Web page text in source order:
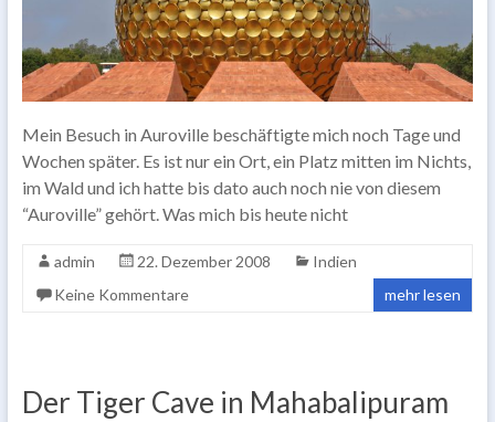
Mein Besuch in Auroville beschäftigte mich noch Tage und
Wochen später. Es ist nur ein Ort, ein Platz mitten im Nichts,
im Wald und ich hatte bis dato auch noch nie von diesem
“Auroville” gehört. Was mich bis heute nicht
admin 22. Dezember 2008
Indien
Keine Kommentare
mehr lesen
Der Tiger Cave in Mahabalipuram